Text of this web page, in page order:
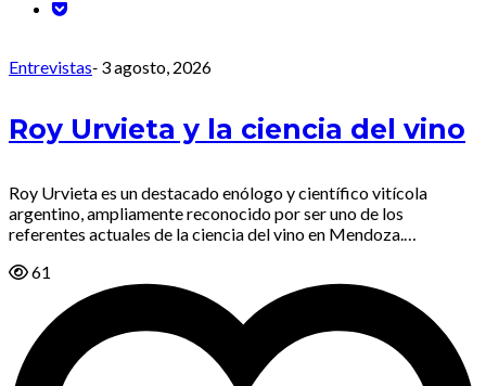
Entrevistas- 3 agosto, 2026
Roy Urvieta y la ciencia del vino
Roy Urvieta es un destacado enólogo y científico vitícola
argentino, ampliamente reconocido por ser uno de los
referentes actuales de la ciencia del vino en Mendoza.…
61